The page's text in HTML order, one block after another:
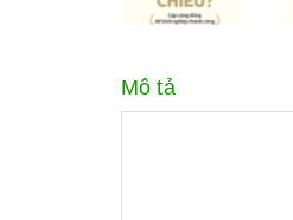
Mô tả